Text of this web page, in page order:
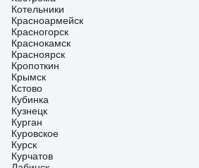
Котельники
Красноармейск
Красногорск
Краснокамск
Красноярск
Кропоткин
Крымск
Кстово
Кубинка
Кузнецк
Курган
Куровское
Курск
Курчатов